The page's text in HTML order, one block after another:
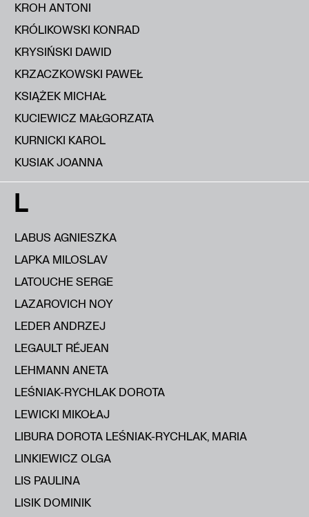
KROH ANTONI
KRÓLIKOWSKI KONRAD
KRYSIŃSKI DAWID
KRZACZKOWSKI PAWEŁ
KSIĄŻEK MICHAŁ
KUCIEWICZ MAŁGORZATA
KURNICKI KAROL
KUSIAK JOANNA
L
LABUS AGNIESZKA
LAPKA MILOSLAV
LATOUCHE SERGE
LAZAROVICH NOY
LEDER ANDRZEJ
LEGAULT RÉJEAN
LEHMANN ANETA
LEŚNIAK-RYCHLAK DOROTA
LEWICKI MIKOŁAJ
LIBURA DOROTA LEŚNIAK-RYCHLAK, MARIA
LINKIEWICZ OLGA
LIS PAULINA
LISIK DOMINIK